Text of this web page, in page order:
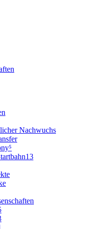
Nachwuchs